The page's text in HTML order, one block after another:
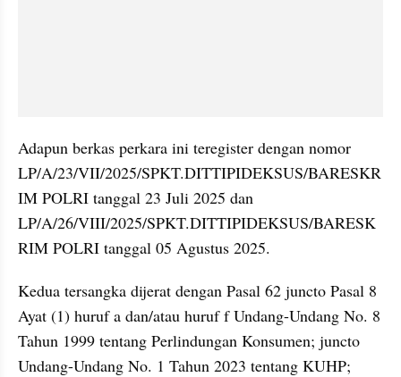
Adapun berkas perkara ini teregister dengan nomor
LP/A/23/VII/2025/SPKT.DITTIPIDEKSUS/BARESKR
IM POLRI tanggal 23 Juli 2025 dan
LP/A/26/VIII/2025/SPKT.DITTIPIDEKSUS/BARESK
RIM POLRI tanggal 05 Agustus 2025.
Kedua tersangka dijerat dengan Pasal 62 juncto Pasal 8
Ayat (1) huruf a dan/atau huruf f Undang-Undang No. 8
Tahun 1999 tentang Perlindungan Konsumen; juncto
Undang-Undang No. 1 Tahun 2023 tentang KUHP;